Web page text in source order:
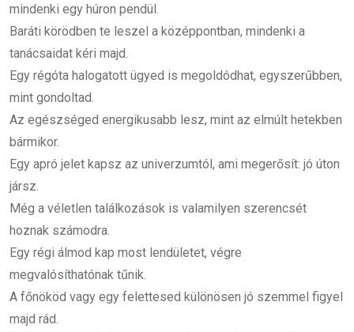
mindenki egy húron pendül.
Baráti körödben te leszel a középpontban, mindenki a
tanácsaidat kéri majd.
Egy régóta halogatott ügyed is megoldódhat, egyszerűbben,
mint gondoltad.
Az egészséged energikusabb lesz, mint az elmúlt hetekben
bármikor.
Egy apró jelet kapsz az univerzumtól, ami megerősít: jó úton
jársz.
Még a véletlen találkozások is valamilyen szerencsét
hoznak számodra.
Egy régi álmod kap most lendületet, végre
megvalósíthatónak tűnik.
A főnököd vagy egy felettesed különösen jó szemmel figyel
majd rád.